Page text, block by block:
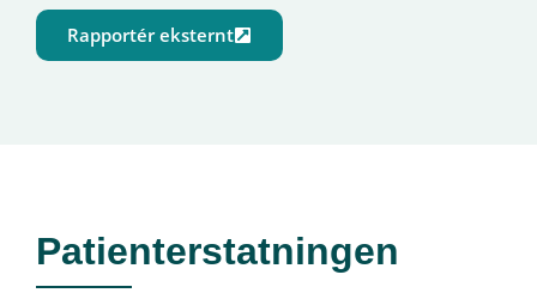
Rapportér eksternt
Patienterstatningen